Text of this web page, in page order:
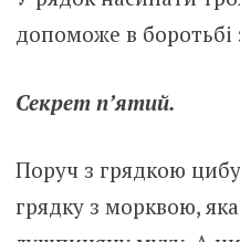
допоможе в
Секрет п’ятий.
Поруч з грядкою
грядку з морквою,